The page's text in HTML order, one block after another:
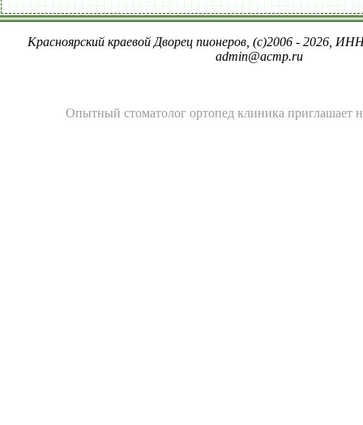
Красноярский краевой Дворец пионеров, (c)2006 - 2026,
admin@acmp.ru
Опытный стоматолог ортопед клиника приглашает